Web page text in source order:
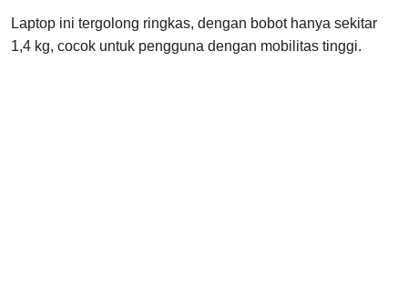
Laptop ini tergolong ringkas, dengan bobot hanya sekitar
1,4 kg, cocok untuk pengguna dengan mobilitas tinggi.